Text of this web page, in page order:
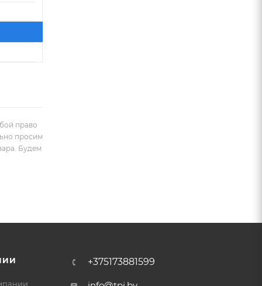
право
просим
Будем
+375173881599